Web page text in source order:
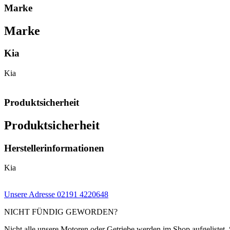
Marke
Marke
Kia
Kia
Produktsicherheit
Produktsicherheit
Herstellerinformationen
Kia
Unsere Adresse 02191 4220648
NICHT FÜNDIG GEWORDEN?